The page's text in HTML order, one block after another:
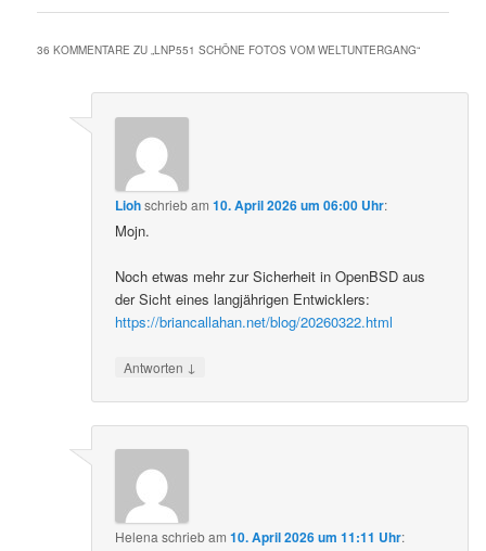
36 KOMMENTARE ZU „LNP551 SCHÖNE FOTOS VOM WELTUNTERGANG“
Liohschriebam10. April 2026 um 06:00 Uhr:
Mojn.
Noch etwas mehr zur Sicherheit in OpenBSD aus
der Sicht eines langjährigen Entwicklers:
https://briancallahan.net/blog/20260322.html
Antworten ↓
Helena schriebam10. April 2026 um 11:11 Uhr: